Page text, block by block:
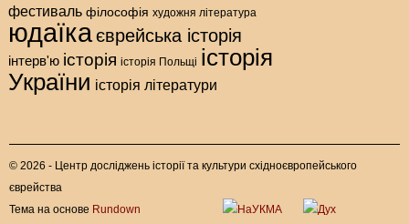
фестиваль філософія художня література
юдаїкаєврейська історія
інтерв'ю історія історія Польщі історія
України історія літератури
© 2026 - Центр досліджень історії та культури східноєвропейського
єврейства
Тема на основе Rundown